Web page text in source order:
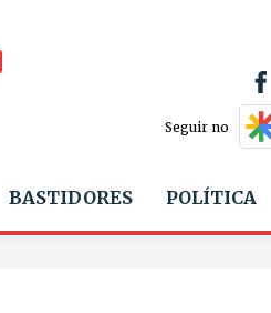
Seguir no
BASTIDORES POLÍTICA